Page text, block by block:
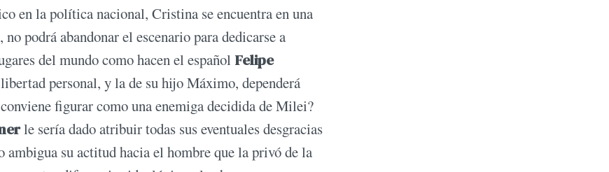
en la política nacional, Cristina se encuentra en una
podrá abandonar el escenario para dedicarse a
del mundo como hacen el español Felipe
personal, y la de su hijo Máximo, dependerá
figurar como una enemiga decidida de Milei?
le sería dado atribuir todas sus eventuales desgracias
ambigua su actitud hacia el hombre que la privó de la